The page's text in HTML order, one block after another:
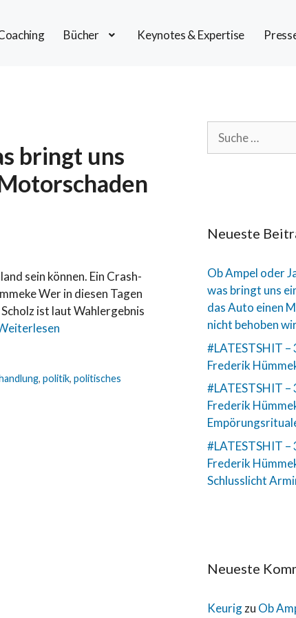
Bücher Keynotes & Expertise
bringt uns
sein können. Ein Crash-
Wer in diesen Tagen
ist laut Wahlergebnis
,politik,politisches
Neueste
Ob Ampel oder
was bringt uns
das Auto einen
nicht behoben
#LATESTSHIT –
Frederik
#LATESTSHIT –
Frederik
#LATESTSHIT –
Frederik
Schlusslicht
Neueste
Keurigzu Ob